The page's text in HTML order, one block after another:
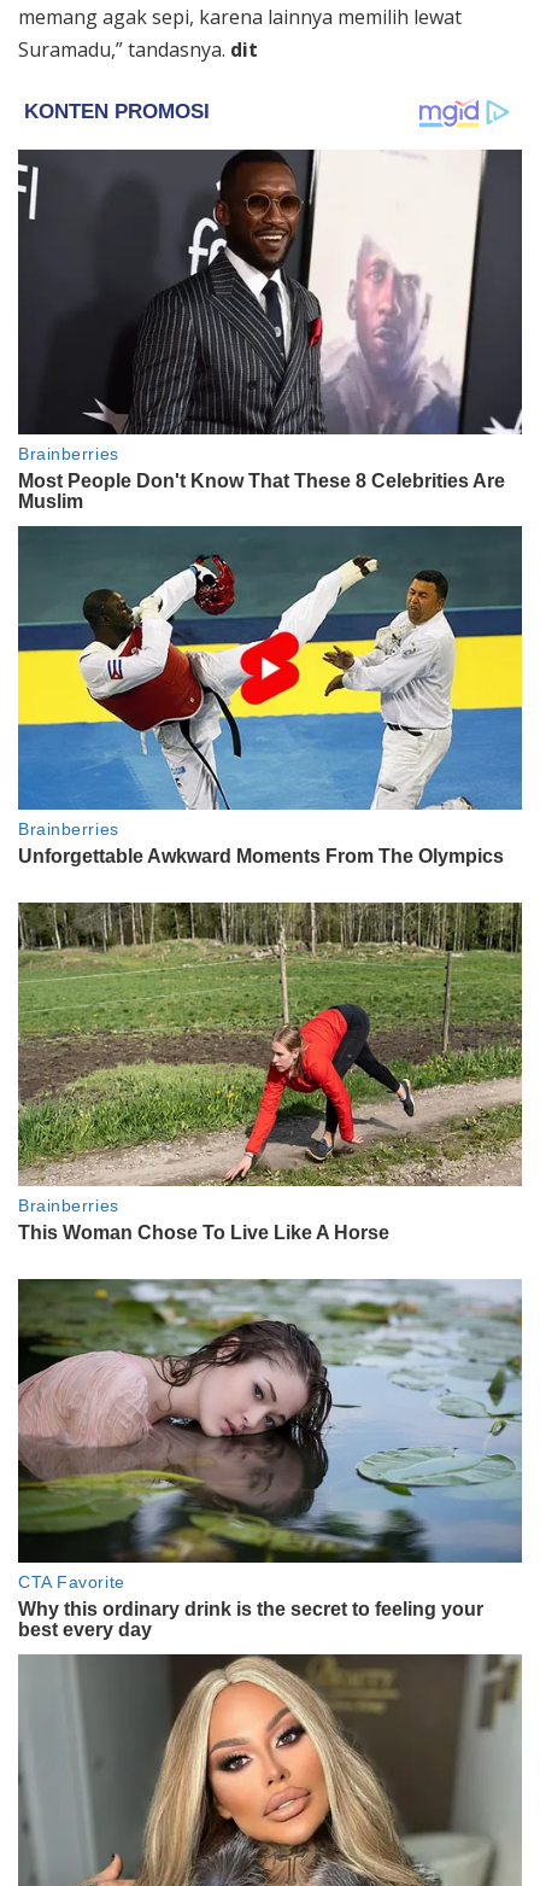
memang agak sepi, karena lainnya memilih lewat
Suramadu,” tandasnya. dit